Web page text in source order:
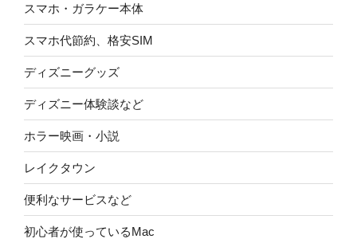
スマホ・ガラケー本体
スマホ代節約、格安SIM
ディズニーグッズ
ディズニー体験談など
ホラー映画・小説
レイクタウン
便利なサービスなど
初心者が使っているMac